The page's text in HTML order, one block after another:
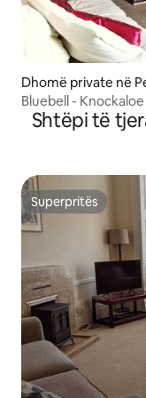
Dhomë private në
Bluebell -
Shtëpi të
Superpritës
Superpritës